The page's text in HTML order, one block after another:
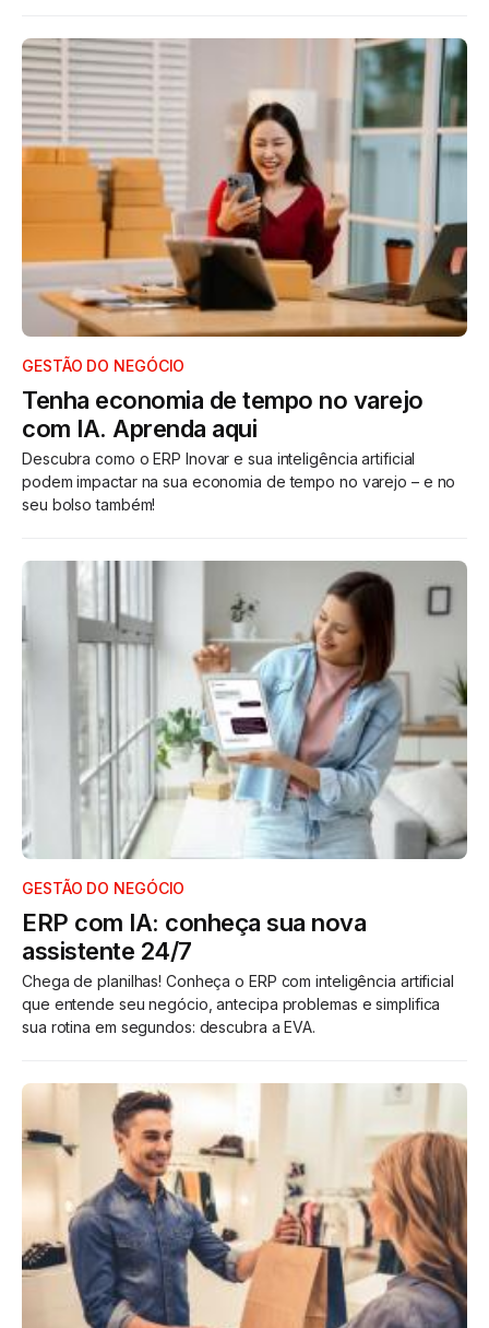
GESTÃO DO NEGÓCIO
Tenha economia de tempo no varejo
com IA. Aprenda aqui
Descubra como o ERP Inovar e sua inteligência artificial
podem impactar na sua economia de tempo no varejo – e no
seu bolso também!
GESTÃO DO NEGÓCIO
ERP com IA: conheça sua nova
assistente 24/7
Chega de planilhas! Conheça o ERP com inteligência artificial
que entende seu negócio, antecipa problemas e simplifica
sua rotina em segundos: descubra a EVA.